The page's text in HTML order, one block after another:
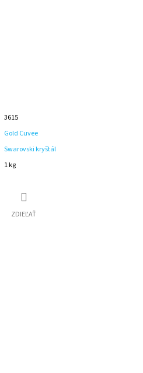
3615
Gold Cuvee
Swarovski kryštál
1 kg
ZDIEĽAŤ